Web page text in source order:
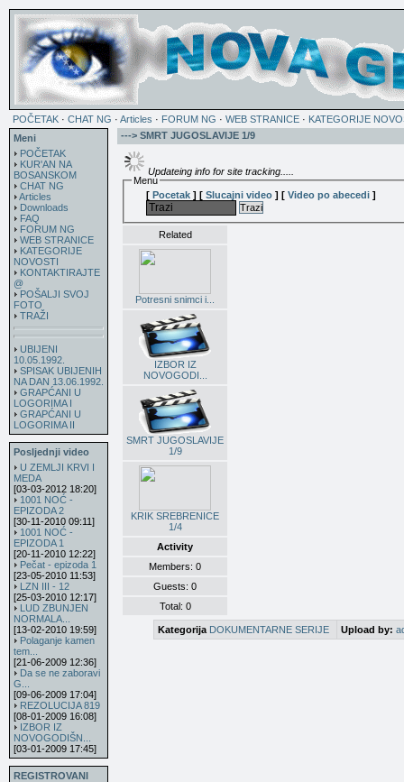
POČETAK · CHAT NG · Articles · FORUM NG · WEB STRANICE · KATEGORIJE
Meni
POČETAK
KUR'AN NA
BOSANSKOM
CHAT NG
Articles
Downloads
FAQ
FORUM NG
WEB STRANICE
KATEGORIJE
NOVOSTI
KONTAKTIRAJTE
@
POŠALJI SVOJ
FOTO
TRAŽI
UBIJENI
10.05.1992.
SPISAK UBIJENIH
NA DAN 13.06.1992.
GRAPĆANI U
LOGORIMA I
GRAPĆANI U
LOGORIMA II
Posljednji video
U ZEMLJI KRVI I
MEDA
[03-03-2012 18:20]
1001 NOĆ -
EPIZODA 2
[30-11-2010 09:11]
1001 NOĆ -
EPIZODA 1
[20-11-2010 12:22]
Pečat - epizoda 1
[23-05-2010 11:53]
LZN III - 12
[25-03-2010 12:17]
LUD ZBUNJEN
NORMALA...
[13-02-2010 19:59]
Polaganje kamen
tem...
[21-06-2009 12:36]
Da se ne zaboravi
G...
[09-06-2009 17:04]
REZOLUCIJA 819
[08-01-2009 16:08]
IZBOR IZ
NOVOGODIŠN...
[03-01-2009 17:45]
REGISTROVANI
---> SMRT JUGOSLAVIJE 1/9
Updateing info for site tracking.....
Menu
[ Pocetak ] [ Slucajni video ] [ Video po abecedi ]
Trazi
Related
Potresni snimci i...
IZBOR IZ
NOVOGODI...
SMRT JUGOSLAVIJE
1/9
KRIK SREBRENICE
1/4
Activity
Members: 0
Guests: 0
Total: 0
Kategorija DOKUMENTARNE SERIJE Upload by: